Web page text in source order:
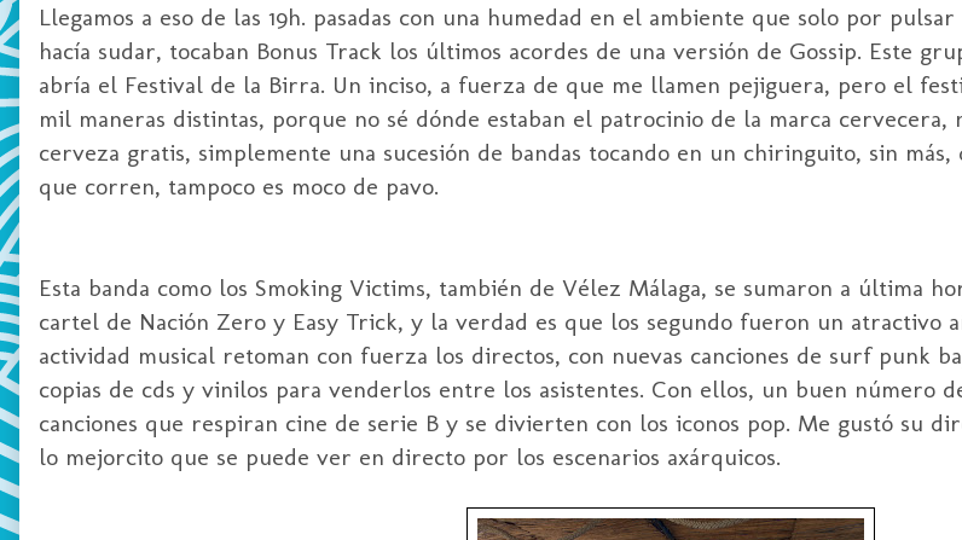
Llegamos a eso de las 19h. pasadas con una humedad en el ambiente que solo por
hacía sudar, tocaban Bonus Track los últimos acordes de una versión de Gossip. Este
abría el Festival de la Birra. Un inciso, a fuerza de que me llamen pejiguera, pero el
mil maneras distintas, porque no sé dónde estaban el patrocinio de la marca
cerveza gratis, simplemente una sucesión de bandas tocando en un chiringuito, sin
que corren, tampoco es moco de pavo.
Esta banda como los Smoking Victims, también de Vélez Málaga, se sumaron a última
cartel de Nación Zero y Easy Trick, y la verdad es que los segundo fueron un atractivo
actividad musical retoman con fuerza los directos, con nuevas canciones de surf punk
copias de cds y vinilos para venderlos entre los asistentes. Con ellos, un buen número
canciones que respiran cine de serie B y se divierten con los iconos pop. Me gustó su
lo mejorcito que se puede ver en directo por los escenarios axárquicos.